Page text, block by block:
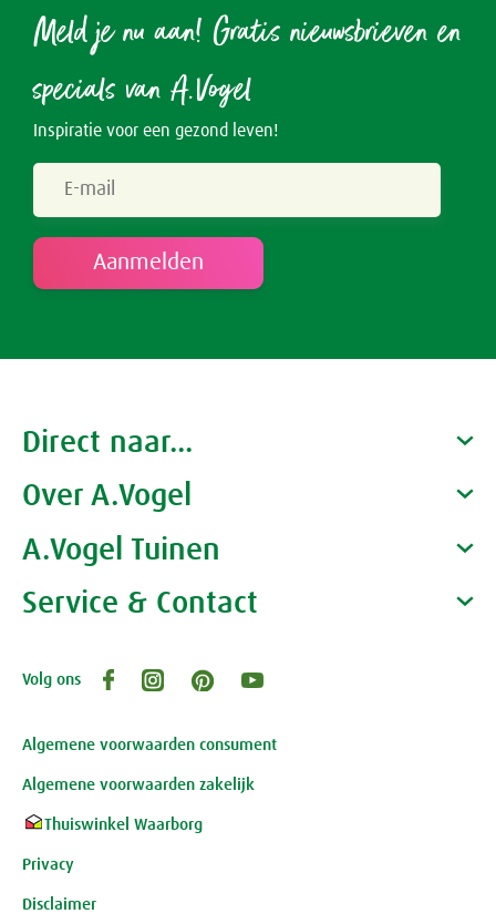
Meld je nu aan! Gratis nieuwsbrieven en
specials van A.Vogel
Inspiratie voor een gezond leven!
Direct naar...
Producten
Gezondheidscoaches
Over A.Vogel
Alfred Vogel
Waarom A.Vogel kiezen
A.Vogel Tuinen
Over A.Vogel tuinen
Openingstijden, route en adres
Service & Contact
Klantenservice webwinkel
Review-richtlijnen
Volg ons
Algemene voorwaarden consument
Algemene voorwaarden zakelijk
Thuiswinkel Waarborg
Privacy
Disclaimer